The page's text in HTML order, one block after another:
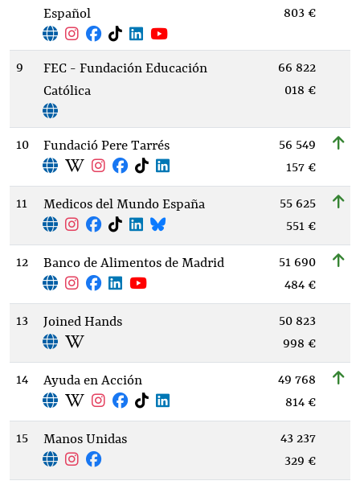
Español
803 €
9
FEC - Fundación Educación
Católica
66 822
018 €
10 Fundació Pere Tarrés
56 549
157 €
11 Medicos del Mundo España
55 625
551 €
12 Banco de Alimentos de Madrid
51 690
484 €
13 Joined Hands
50 823
998 €
14 Ayuda en Acción
49 768
814 €
15 Manos Unidas
43 237
329 €